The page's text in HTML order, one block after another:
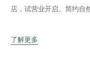
店，试营业开启。简约自
涵盖植物彩染、植物养发
了解更多